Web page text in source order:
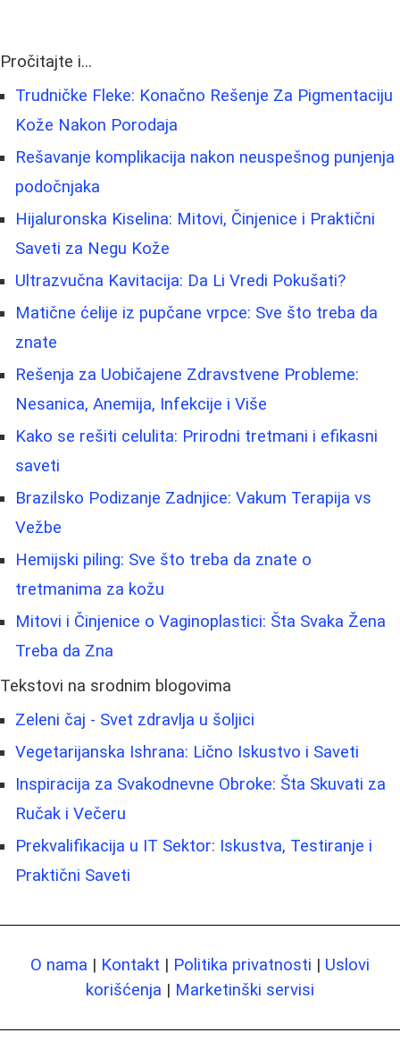
Pročitajte i...
Trudničke Fleke: Konačno Rešenje Za Pigmentaciju
Kože Nakon Porodaja
Rešavanje komplikacija nakon neuspešnog punjenja
podočnjaka
Hijaluronska Kiselina: Mitovi, Činjenice i Praktični
Saveti za Negu Kože
Ultrazvučna Kavitacija: Da Li Vredi Pokušati?
Matične ćelije iz pupčane vrpce: Sve što treba da
znate
Rešenja za Uobičajene Zdravstvene Probleme:
Nesanica, Anemija, Infekcije i Više
Kako se rešiti celulita: Prirodni tretmani i efikasni
saveti
Brazilsko Podizanje Zadnjice: Vakum Terapija vs
Vežbe
Hemijski piling: Sve što treba da znate o
tretmanima za kožu
Mitovi i Činjenice o Vaginoplastici: Šta Svaka Žena
Treba da Zna
Tekstovi na srodnim blogovima
Zeleni čaj - Svet zdravlja u šoljici
Vegetarijanska Ishrana: Lično Iskustvo i Saveti
Inspiracija za Svakodnevne Obroke: Šta Skuvati za
Ručak i Večeru
Prekvalifikacija u IT Sektor: Iskustva, Testiranje i
Praktični Saveti
O nama | Kontakt | Politika privatnosti | Uslovi
korišćenja | Marketinški servisi